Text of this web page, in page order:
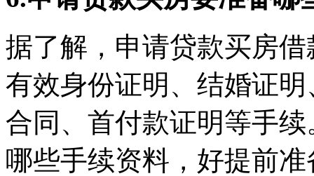
据了解，申请贷款买房
有效身份证明、结婚证
合同、首付款证明等手
哪些手续资料，好提前